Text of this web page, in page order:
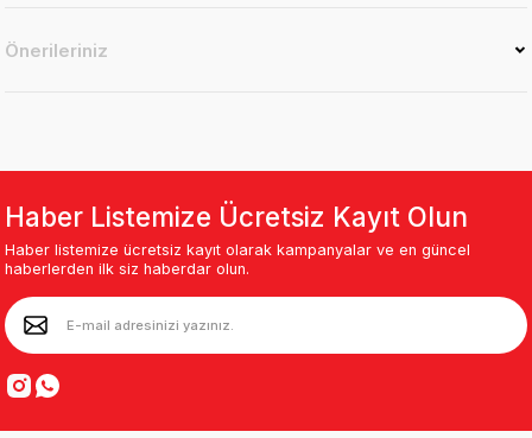
Önerileriniz
Haber Listemize Ücretsiz Kayıt Olun
Haber listemize ücretsiz kayıt olarak kampanyalar ve en güncel
haberlerden ilk siz haberdar olun.